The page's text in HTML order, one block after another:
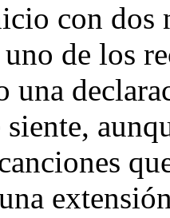
con dos
de los
una